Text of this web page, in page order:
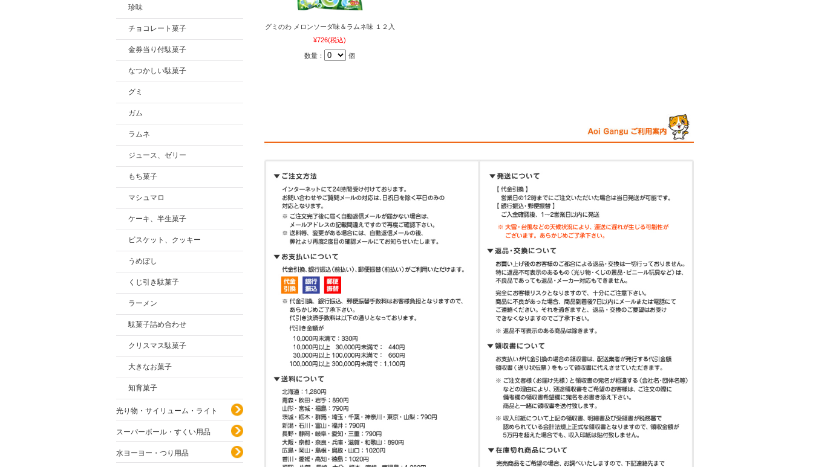
グミのわ メロンソーダ味＆ラムネ味 １２入
¥726(税込)
数量： 個
珍味
チョコレート菓子
金券当り付駄菓子
なつかしい駄菓子
グミ
ガム
ラムネ
ジュース、ゼリー
もち菓子
マシュマロ
ケーキ、半生菓子
ビスケット、クッキー
うめぼし
くじ引き駄菓子
ラーメン
駄菓子詰め合わせ
クリスマス駄菓子
大きなお菓子
知育菓子
光り物・サイリューム・ライト
スーパーボール・すくい用品
水ヨーヨー・つり用品